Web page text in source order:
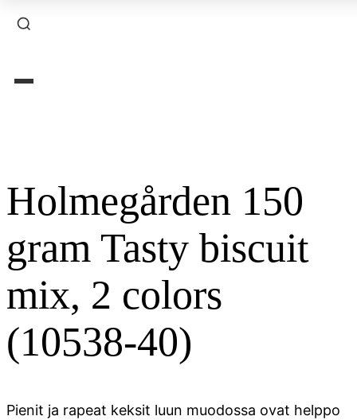
Holmegården 150
gram Tasty biscuit
mix, 2 colors
(10538-40)
Pienit ja rapeat keksit luun muodossa ovat helppo